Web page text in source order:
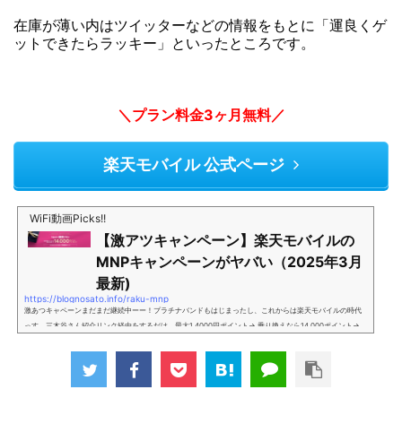
在庫が薄い内はツイッターなどの情報をもとに「運良くゲ
ットできたらラッキー」といったところです。
＼プラン料金3ヶ月無料／
楽天モバイル 公式ページ
WiFi動画Picks!!
【激アツキャンペーン】楽天モバイルの
MNPキャンペーンがヤバい（2025年3月
最新)
https://blognosato.info/raku-mnp
激あつキャペーンまだまだ継続中ーー！プラチナバンドもはじまったし、これからは楽天モバイルの時代
っす。三木谷さん紹介リンク経由をするだけ。最大1,4000円ポイント→ 乗り換えなら14,000ポイント→
け」とも思えるポイントばら撒きキャンペーンを発動してきました。■キャンペーン概要三木谷社長の特
別招待ページから楽天モバイ...